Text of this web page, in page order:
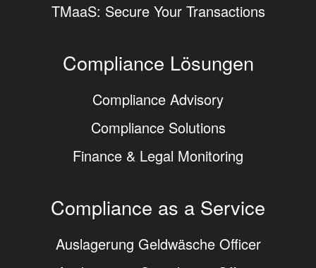
TMaaS: Secure Your Transactions
Compliance Lösungen
Compliance Advisory
Compliance Solutions
Finance & Legal Monitoring
Compliance as a Service
Auslagerung Geldwäsche Officer